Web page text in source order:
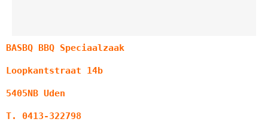
BASBQ BBQ Speciaalzaak
Loopkantstraat 14b
5405NB Uden
T. 0413-322798